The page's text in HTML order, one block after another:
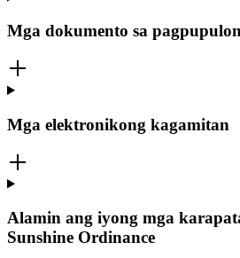
Mga dokumento sa
Mga elektronikong kagamitan
Alamin ang iyong mga
Sunshine Ordinance